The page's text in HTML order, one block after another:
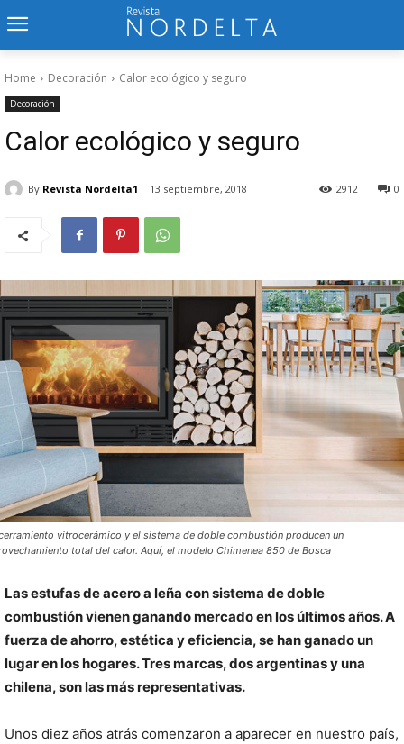
Home Decoración Calor ecológico y seguro
Decoración
Calor ecológico y seguro
By Revista Nordelta1 13 septiembre, 2018 0
2912
vitrocerámico y el sistema de doble combustión producen un
total del calor. Aquí, el modelo Chimenea 850 de Bosca
Las estufas de acero a leña con sistema de doble
combustión vienen ganando mercado en los últimos años. A
fuerza de ahorro, estética y eficiencia, se han ganado un
lugar en los hogares. Tres marcas, dos argentinas y una
chilena, son las más representativas.
Unos diez años atrás comenzaron a aparecer en nuestro país,